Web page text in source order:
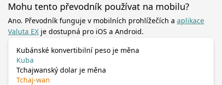
Mohu tento převodník používat na mobilu?
Ano. Převodník funguje v mobilních prohlížečích a aplikace
Valuta EX je dostupná pro iOS a Android.
Kubánské konvertibilní peso je měna
Kuba
Tchajwanský dolar je měna
Tchaj-wan